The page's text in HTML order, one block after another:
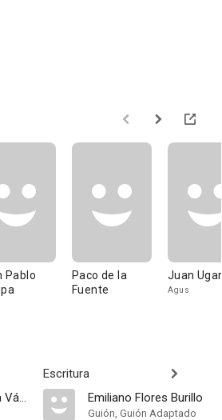
Pablo
Paco de la
Fuente
Juan
Agus
Jesús Magaña Vázquez
Escritura
Emiliano Flores Burillo
Guión, Guión Adaptado